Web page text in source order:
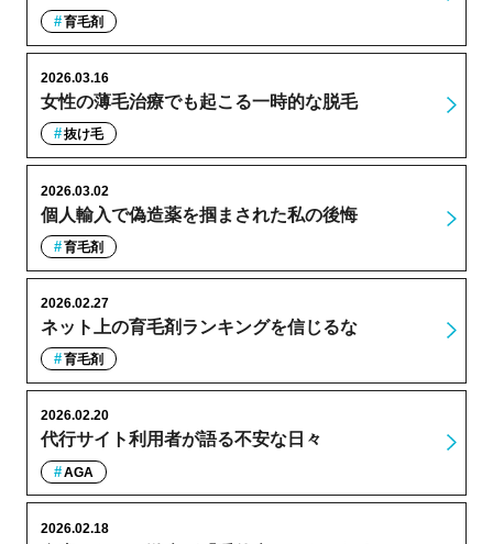
育毛剤
女性の薄毛治療でも起こる一時的な脱毛
2026.03.16
抜け毛
個人輸入で偽造薬を掴まされた私の後悔
2026.03.02
育毛剤
ネット上の育毛剤ランキングを信じるな
2026.02.27
育毛剤
代行サイト利用者が語る不安な日々
2026.02.20
AGA
2026.02.18